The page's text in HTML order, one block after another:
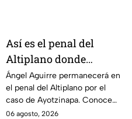
Así es el penal del
Altiplano donde
permanecerá Ángel
Aguirre por caso
Ayotzinapa
Ángel Aguirre permanecerá en
el penal del Altiplano por el
caso de Ayotzinapa. Conoce
dónde está, cómo es esta
06 agosto, 2026